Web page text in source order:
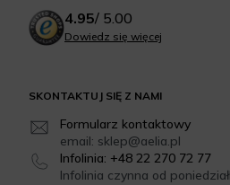
SKONTAKTUJ SIĘ Z NAMI
Formularz kontaktowy
email: sklep@aelia.pl
Infolinia: +48 22 270 72 77
Infolinia czynna od
4.95/ 5.00
Dowiedz się więcej